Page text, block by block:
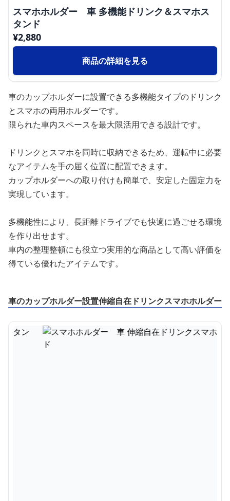
スマホホルダー 車 多機能ドリンク＆スマホス
タンド
¥2,880
商品の詳細を見る
車のカップホルダーに設置できる多機能タイプのドリンク
とスマホの両用ホルダーです。
限られた車内スペースを最大限活用できる設計です。
ドリンクとスマホを同時に収納できるため、運転中に必要
なアイテムを手の届く位置に配置できます。
カップホルダーへの取り付けも簡単で、安定した固定力を
実現しています。
多機能性により、長距離ドライブでも快適に過ごせる環境
を作り出せます。
車内の整理整頓にも役立つ実用的な商品として高い評価を
得ている優れたアイテムです。
車のカップホルダー設置伸縮自在ドリンクスマホホルダー